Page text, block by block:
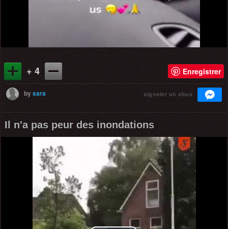
+ 4 Enregistrer
bysara signaler un abus
Il n'a pas peur des inondations